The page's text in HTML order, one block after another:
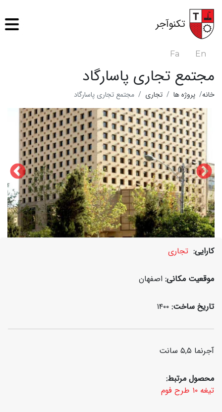
تکنوآجر
En
Fa
مجتمع تجاری پاسارگاد
خانه پروژه ها تجاری مجتمع تجاری پاسارگاد
Complex
کارایی: تجاری
موقعیت مکانی: اصفهان
تاریخ ساخت: ۱۴۰۰
آجرنما ۵,۵ سانت
محصول مرتبط:
تیغه ۱۰ طرح فوم